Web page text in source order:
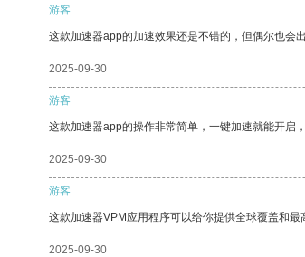
游客
这款加速器app的加速效果还是不错的，但偶尔也会
2025-09-30
游客
这款加速器app的操作非常简单，一键加速就能开启，
2025-09-30
游客
这款加速器VPM应用程序可以给你提供全球覆盖和最
2025-09-30